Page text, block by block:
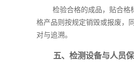
检验合格的成品，贴合格
格产品则按规定销毁或报废，
对与追溯。
五、检测设备与人员